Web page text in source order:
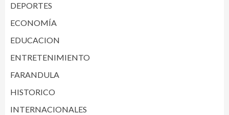
DEPORTES
ECONOMÍA
EDUCACION
ENTRETENIMIENTO
FARANDULA
HISTORICO
INTERNACIONALES